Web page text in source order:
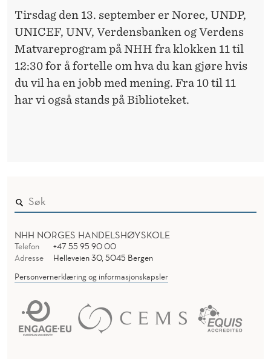
Tirsdag den 13. september er Norec, UNDP,
UNICEF, UNV, Verdensbanken og Verdens
Matvareprogram på NHH fra klokken 11 til
12:30 for å fortelle om hva du kan gjøre hvis
du vil ha en jobb med mening. Fra 10 til 11
har vi også stands på Biblioteket.
NHH NORGES HANDELSHØYSKOLE
Telefon
+47 55 95 90 00
Adresse
Helleveien 30, 5045 Bergen
Personvernerklæring og informasjonskapsler